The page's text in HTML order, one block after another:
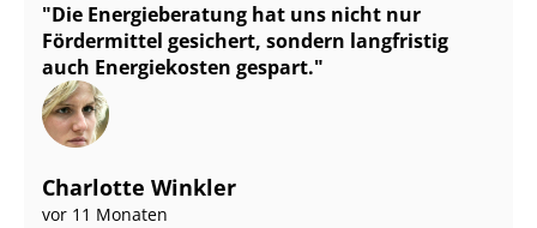
Die Energieberatung hat uns nicht nur
Fördermittel gesichert, sondern langfristig
auch Energiekosten gespart.
Charlotte Winkler
vor 11 Monaten